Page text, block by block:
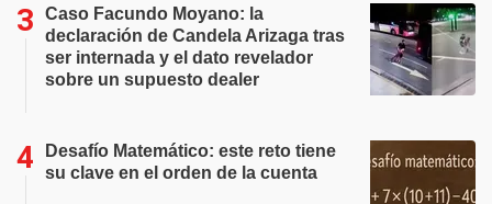
Caso Facundo Moyano: la
declaración de Candela Arizaga tras
ser internada y el dato revelador
sobre un supuesto dealer
Desafío Matemático: este reto tiene
su clave en el orden de la cuenta